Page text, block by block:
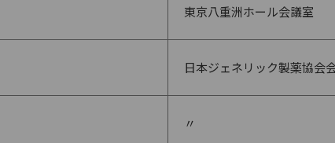
東京八重洲ホール会議室
日本ジェネリック製薬協会
〃